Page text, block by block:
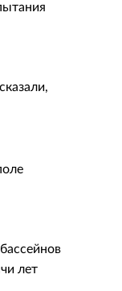
лет